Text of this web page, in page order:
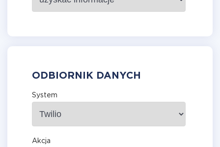
ODBIORNIK DANYCH
System
Akcja